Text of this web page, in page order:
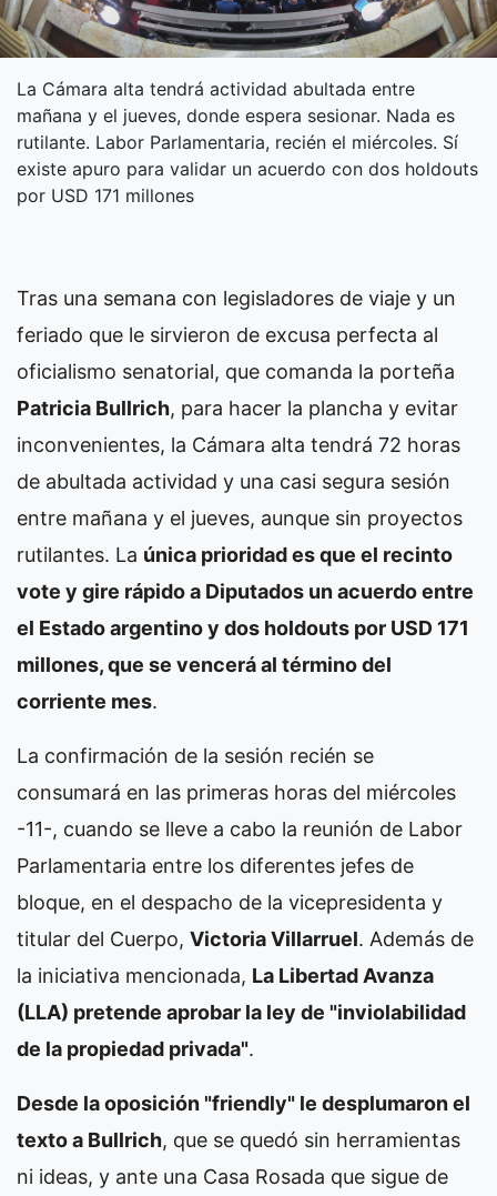
La Cámara alta tendrá actividad abultada entre
mañana y el jueves, donde espera sesionar. Nada es
rutilante. Labor Parlamentaria, recién el miércoles. Sí
existe apuro para validar un acuerdo con dos holdouts
por USD 171 millones
Tras una semana con legisladores de viaje y un
feriado que le sirvieron de excusa perfecta al
oficialismo senatorial, que comanda la porteña
Patricia Bullrich, para hacer la plancha y evitar
inconvenientes, la Cámara alta tendrá 72 horas
de abultada actividad y una casi segura sesión
entre mañana y el jueves, aunque sin proyectos
rutilantes. La única prioridad es que el recinto
vote y gire rápido a Diputados un acuerdo entre
el Estado argentino y dos holdouts por USD 171
millones, que se vencerá al término del
corriente mes.
La confirmación de la sesión recién se
consumará en las primeras horas del miércoles
-11-, cuando se lleve a cabo la reunión de Labor
Parlamentaria entre los diferentes jefes de
bloque, en el despacho de la vicepresidenta y
titular del Cuerpo, Victoria Villarruel. Además de
la iniciativa mencionada, La Libertad Avanza
(LLA) pretende aprobar la ley de "inviolabilidad
de la propiedad privada".
Desde la oposición "friendly" le desplumaron el
texto a Bullrich, que se quedó sin herramientas
ni ideas, y ante una Casa Rosada que sigue de